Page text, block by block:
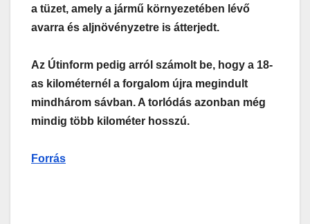
a tüzet, amely a jármű környezetében lévő
avarra és aljnövényzetre is átterjedt.
Az Útinform pedig arról számolt be, hogy a 18-
as kilométernél a forgalom újra megindult
mindhárom sávban. A torlódás azonban még
mindig több kilométer hosszú.
Forrás